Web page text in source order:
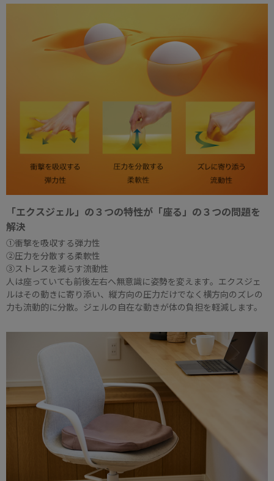
「エクスジェル」の３つの特性が「座る」の３つの問題を
解決
①衝撃を吸収する弾力性
②圧力を分散する柔軟性
③ストレスを減らす流動性
人は座っていても前後左右へ無意識に姿勢を変えます。エクスジェ
ルはその動きに寄り添い、縦方向の圧力だけでなく横方向のズレの
力も流動的に分散。ジェルの自在な動きが体の負担を軽減します。